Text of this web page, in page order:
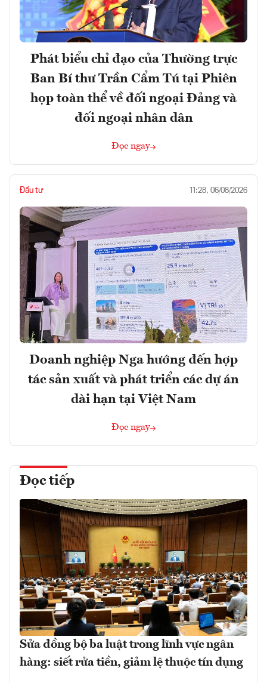
Phát biểu chỉ đạo của Thường trực
Ban Bí thư Trần Cẩm Tú tại Phiên
họp toàn thể về đối ngoại Đảng và
đối ngoại nhân dân
Đọc ngay
Đầu tư 11:28, 06/08/2026
Doanh nghiệp Nga hướng đến hợp
tác sản xuất và phát triển các dự án
dài hạn tại Việt Nam
Đọc ngay
Đọc tiếp
Sửa đồng bộ ba luật trong lĩnh vực ngân
hàng: siết rửa tiền, giảm lệ thuộc tín dụng